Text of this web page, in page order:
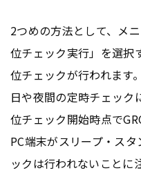
2つめの方法として、メ
位チェック実行」を選択
位チェックが行われます
日や夜間の定時チェック
位チェック開始時点で
PC端末がスリープ・ス
ックは行われないことに